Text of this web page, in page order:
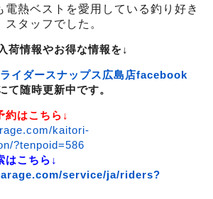
電熱ベストを愛用している釣り好き
スタッフでした。
荷情報やお得な情報を↓
イダースナップス広島店facebook
て随時更新中です。
はこちら↓
kaitori-
?tenpoid=586
こちら↓
service/ja/riders?